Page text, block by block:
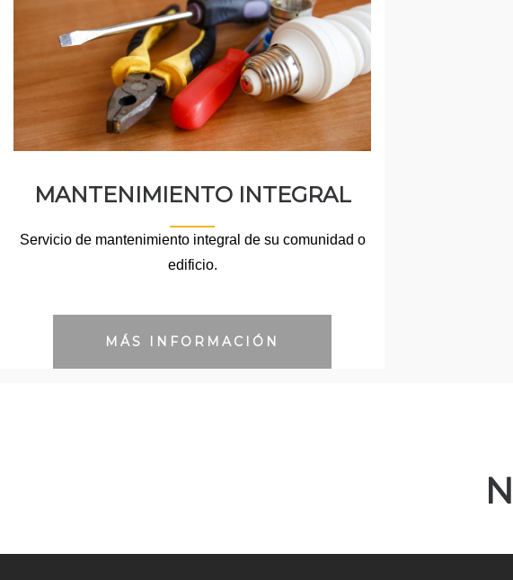
MANTENIMIENTO INTEGRAL
Servicio de mantenimiento integral de su comunidad o
edificio.
MÁS INFORMACIÓN